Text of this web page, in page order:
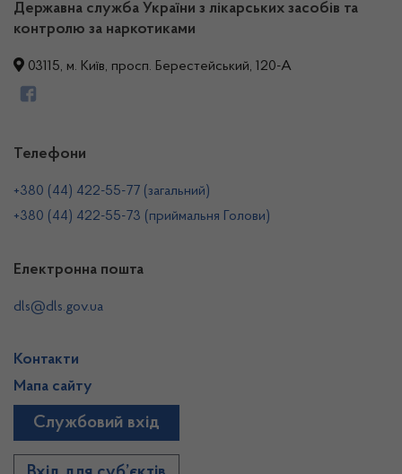
Державна служба України з лікарських засобів та
контролю за наркотиками
03115, м. Київ, просп. Берестейський, 120-А
Телефони
+380 (44) 422-55-77 (загальний)
+380 (44) 422-55-73 (приймальня Голови)
Електронна пошта
dls@dls.gov.ua
Контакти
Мапа сайту
Службовий вхід